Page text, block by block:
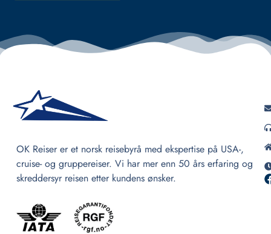
OK Reiser er et norsk reisebyrå med ekspertise på USA-,
cruise- og gruppereiser. Vi har mer enn 50 års erfaring og
skreddersyr reisen etter kundens ønsker.